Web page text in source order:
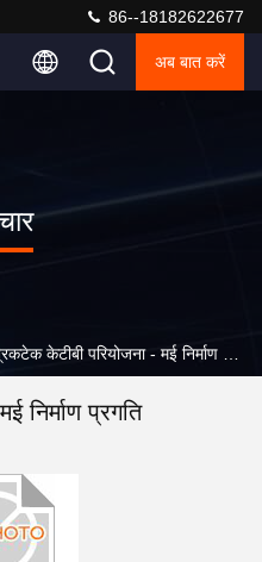
86--18182622677
अब बात करें
निर्माण प्रगति